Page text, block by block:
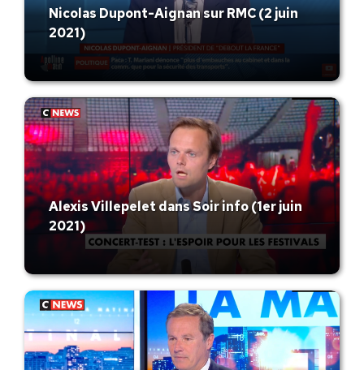
Nicolas Dupont-Aignan sur RMC (2 juin
2021)
Alexis Villepelet dans Soir info (1er juin
2021)